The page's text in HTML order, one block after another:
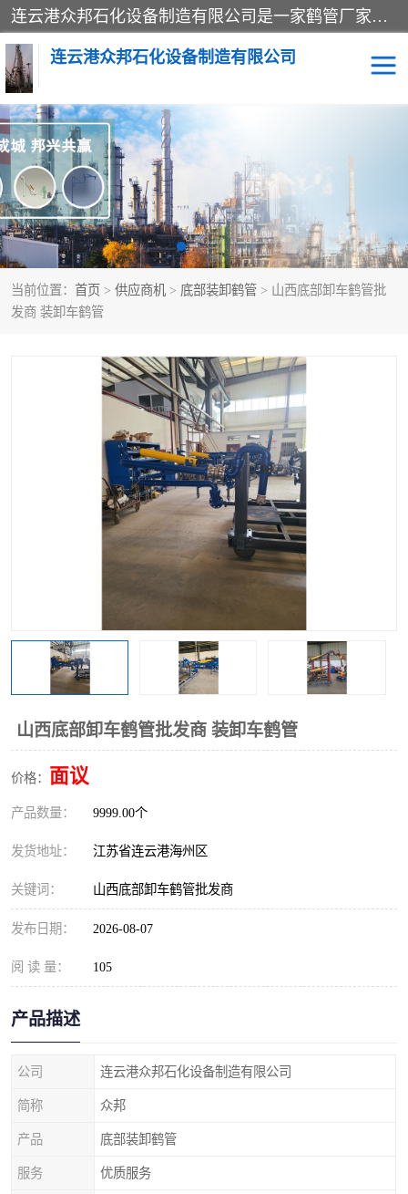
连云港众邦石化设备制造有限公司是一家鹤管厂家主营：鹤管、装车鹤管等，是致力于石油、石化等流体装卸设备(主要产品如鹤管、输油臂、脱缆钩等)的咨询、设计、制造、检测、安装指导、系统调试、维修维护等业务的公司。
连云港众邦石化设备制造有限公司
当前位置： 首页 > 供应商机 > 底部装卸鹤管 > 山西底部卸车鹤管批
发商 装卸车鹤管
山西底部卸车鹤管批发商 装卸车鹤管
价格： 面议
产品数量： 9999.00个
发货地址： 江苏省连云港海州区
关键词： 山西底部卸车鹤管批发商
发布日期： 2026-08-07
阅 读 量： 105
产品描述
公司 连云港众邦石化设备制造有限公司
简称 众邦
产品 底部装卸鹤管
服务 优质服务
鹤管 顶部装卸鹤管
底部装卸鹤管 LNG低温鹤管
液氨鹤管 液化气鹤管
鹤管配件 活动梯栈台
撬装系统设备 装车鹤管